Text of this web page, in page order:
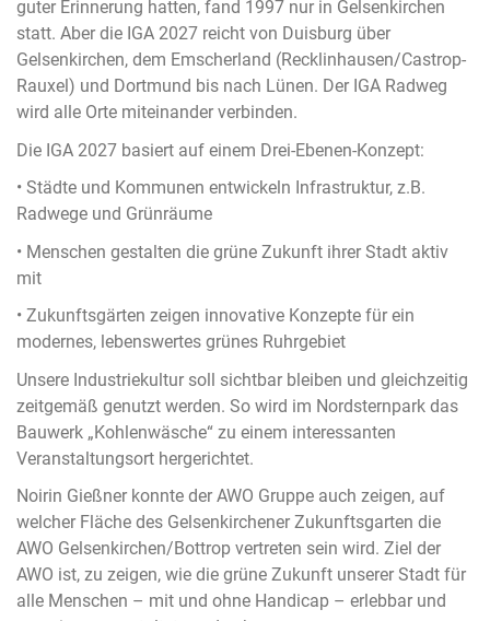
guter Erinnerung hatten, fand 1997 nur in Gelsenkirchen
statt. Aber die IGA 2027 reicht von Duisburg über
Gelsenkirchen, dem Emscherland (Recklinhausen/Castrop-
Rauxel) und Dortmund bis nach Lünen. Der IGA Radweg
wird alle Orte miteinander verbinden.
Die IGA 2027 basiert auf einem Drei-Ebenen-Konzept:
• Städte und Kommunen entwickeln Infrastruktur, z.B.
Radwege und Grünräume
• Menschen gestalten die grüne Zukunft ihrer Stadt aktiv
mit
• Zukunftsgärten zeigen innovative Konzepte für ein
modernes, lebenswertes grünes Ruhrgebiet
Unsere Industriekultur soll sichtbar bleiben und gleichzeitig
zeitgemäß genutzt werden. So wird im Nordsternpark das
Bauwerk „Kohlenwäsche“ zu einem interessanten
Veranstaltungsort hergerichtet.
Noirin Gießner konnte der AWO Gruppe auch zeigen, auf
welcher Fläche des Gelsenkirchener Zukunftsgarten die
AWO Gelsenkirchen/Bottrop vertreten sein wird. Ziel der
AWO ist, zu zeigen, wie die grüne Zukunft unserer Stadt für
alle Menschen – mit und ohne Handicap – erlebbar und